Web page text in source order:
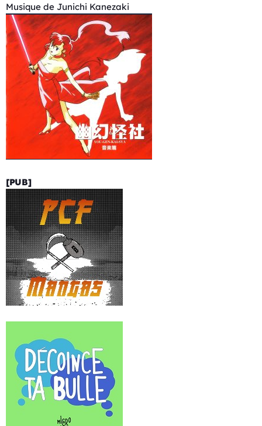
Musique de Junichi Kanezaki
[PUB]